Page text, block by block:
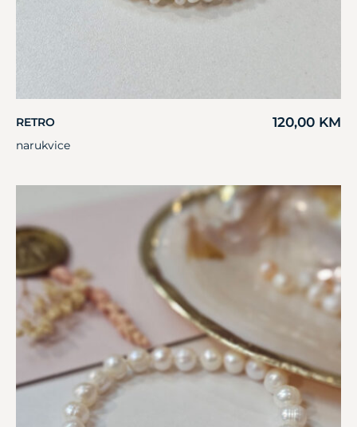
RETRO 120,00 KM
narukvice